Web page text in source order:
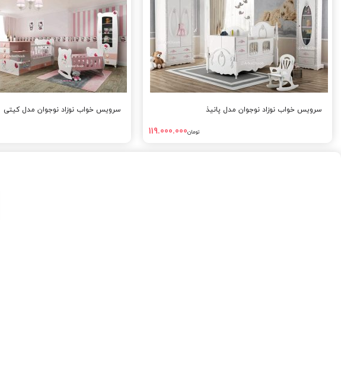
سرویس خواب نوزاد نوجوان مدل پانیذ
تومان119.000.000
سرویس خواب نوزاد نوجوان مدل کیتی